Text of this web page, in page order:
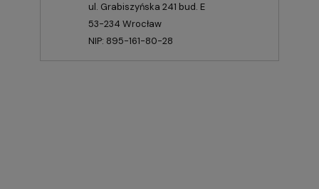
ul. Grabiszyńska 241 bud. E
53-234 Wrocław
NIP: 895-161-80-28